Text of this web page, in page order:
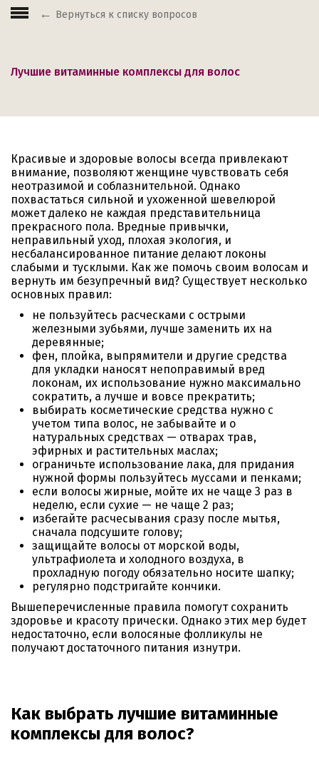
Вернуться к списку вопросов
Лучшие витаминные комплексы для волос
Красивые и здоровые волосы всегда привлекают
внимание, позволяют женщине чувствовать себя
неотразимой и соблазнительной. Однако
похвастаться сильной и ухоженной шевелюрой
может далеко не каждая представительница
прекрасного пола. Вредные привычки,
неправильный уход, плохая экология, и
несбалансированное питание делают локоны
слабыми и тусклыми. Как же помочь своим волосам и
вернуть им безупречный вид? Существует несколько
основных правил:
не пользуйтесь расческами с острыми
железными зубьями, лучше заменить их на
деревянные;
фен, плойка, выпрямители и другие средства
для укладки наносят непоправимый вред
локонам, их использование нужно максимально
сократить, а лучше и вовсе прекратить;
выбирать косметические средства нужно с
учетом типа волос, не забывайте и о
натуральных средствах — отварах трав,
эфирных и растительных маслах;
ограничьте использование лака, для придания
нужной формы пользуйтесь муссами и пенками;
если волосы жирные, мойте их не чаще 3 раз в
неделю, если сухие — не чаще 2 раз;
избегайте расчесывания сразу после мытья,
сначала подсушите голову;
защищайте волосы от морской воды,
ультрафиолета и холодного воздуха, в
прохладную погоду обязательно носите шапку;
регулярно подстригайте кончики.
Вышеперечисленные правила помогут сохранить
здоровье и красоту прически. Однако этих мер будет
недостаточно, если волосяные фолликулы не
получают достаточного питания изнутри.
Как выбрать лучшие витаминные
комплексы для волос?